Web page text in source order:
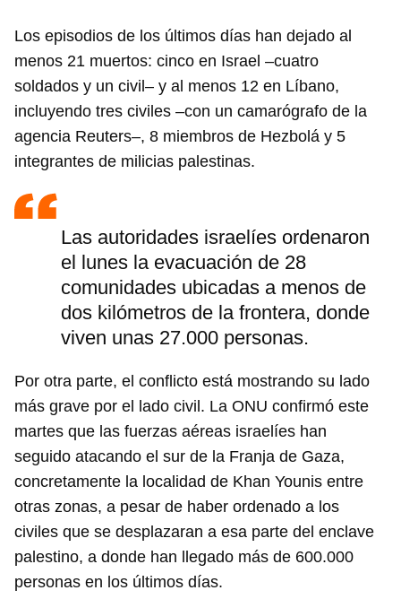
Los episodios de los últimos días han dejado al
menos 21 muertos: cinco en Israel –cuatro
soldados y un civil– y al menos 12 en Líbano,
incluyendo tres civiles –con un camarógrafo de la
agencia Reuters–, 8 miembros de Hezbolá y 5
integrantes de milicias palestinas.
Las autoridades israelíes ordenaron
el lunes la evacuación de 28
comunidades ubicadas a menos de
dos kilómetros de la frontera, donde
viven unas 27.000 personas.
Por otra parte, el conflicto está mostrando su lado
más grave por el lado civil. La ONU confirmó este
martes que las fuerzas aéreas israelíes han
seguido atacando el sur de la Franja de Gaza,
concretamente la localidad de Khan Younis entre
otras zonas, a pesar de haber ordenado a los
civiles que se desplazaran a esa parte del enclave
palestino, a donde han llegado más de 600.000
personas en los últimos días.